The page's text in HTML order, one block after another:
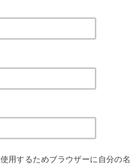
用するためブラウザーに自分の名